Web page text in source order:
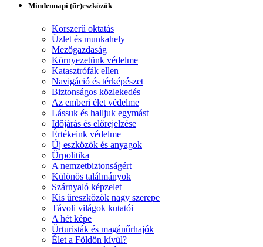
Mindennapi (űr)eszközök
Korszerű oktatás
Üzlet és munkahely
Mezőgazdaság
Környezetünk védelme
Katasztrófák ellen
Navigáció és térképészet
Biztonságos közlekedés
Az emberi élet védelme
Lássuk és halljuk egymást
Időjárás és előrejelzése
Értékeink védelme
Új eszközök és anyagok
Űrpolitika
A nemzetbiztonságért
Különös találmányok
Szárnyaló képzelet
Kis űreszközök nagy szerepe
Távoli világok kutatói
A hét képe
Űrturisták és magánűrhajók
Élet a Földön kívül?